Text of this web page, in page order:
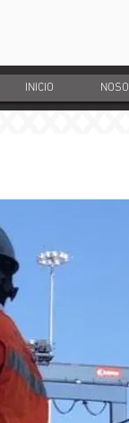
INICIO